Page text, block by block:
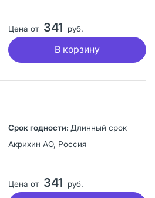
Цена от 341 руб.
В корзину
Длинный срок
Акрихин АО, Россия
Цена от 341 руб.